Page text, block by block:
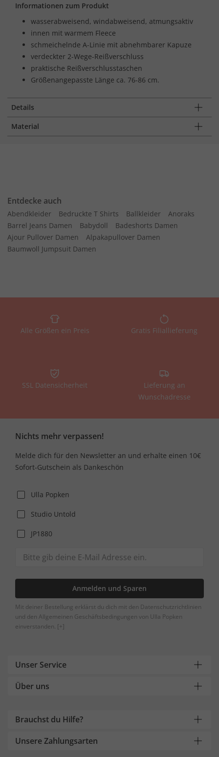
Informationen zum Produkt
wasserabweisend, windabweisend, atmungsaktiv
innen mit warmem Fleece
schmeichelnde A-Linie mit abnehmbarer Kapuze
verdeckter 2-Wege-Reißverschluss
praktische Reißverschlusstaschen
Größenangepasste Länge ca. 76-86 cm.
Details
Material
Entdecke auch
Abendkleider Bedruckte T Shirts Ballkleider
Anoraks
Barrel Jeans Damen
Babydoll
Badeshorts Damen
Ajour Pullover Damen
Alpakapullover Damen
Baumwoll Jumpsuit Damen
Alle Größen ein Preis Gratis Filiallieferung
SSL Datensicherheit
Lieferung an
Wunschadresse
Nichts mehr verpassen!
Melde dich für den Newsletter an und erhalte einen 10€
Sofort-Gutschein als Dankeschön
Ulla Popken
Studio Untold
JP1880
Anmelden und Sparen
Mit deiner Bestellung erklärst du dich mit den Datenschutzrichtlinien
und den Allgemeinen Geschäftsbedingungen von Ulla Popken
einverstanden. [+]
Unser Service
Über uns
Brauchst du Hilfe?
Unsere Zahlungsarten